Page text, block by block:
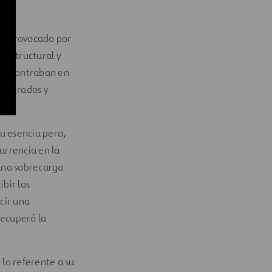
provocado por
estructural y
en
y
esencia pero,
en la
sobrecarga
los
una
la
lo referente a su